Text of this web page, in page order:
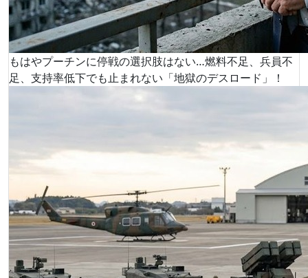
もはやプーチンに停戦の選択肢はない…燃料不足、兵員不
足、支持率低下でも止まれない「地獄のデスロード」！